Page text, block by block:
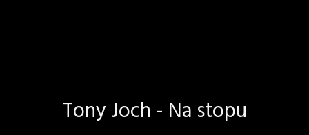
Tony Joch - Na stopu